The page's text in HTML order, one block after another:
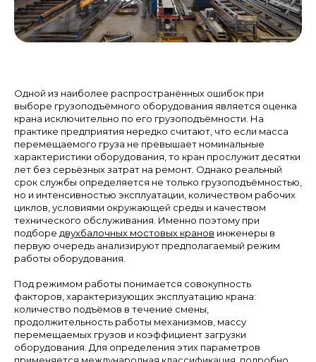
Одной из наиболее распространённых ошибок при
выборе грузоподъёмного оборудования является оценка
крана исключительно по его грузоподъёмности. На
практике предприятия нередко считают, что если масса
перемещаемого груза не превышает номинальные
характеристики оборудования, то кран прослужит десятки
лет без серьёзных затрат на ремонт. Однако реальный
срок службы определяется не только грузоподъёмностью,
но и интенсивностью эксплуатации, количеством рабочих
циклов, условиями окружающей среды и качеством
технического обслуживания. Именно поэтому при
подборе двухбалочных мостовых кранов инженеры в
первую очередь анализируют предполагаемый режим
работы оборудования.
Под режимом работы понимается совокупность
факторов, характеризующих эксплуатацию крана:
количество подъёмов в течение смены,
продолжительность работы механизмов, массу
перемещаемых грузов и коэффициент загрузки
оборудования. Для определения этих параметров